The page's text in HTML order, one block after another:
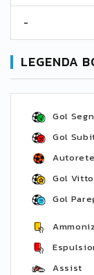
-
LEGENDA
Gol
Gol
Autorete
Gol
Gol
Assist